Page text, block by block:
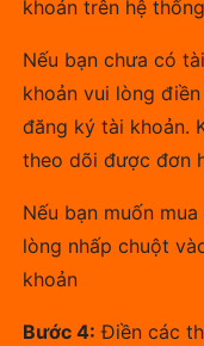
khoản trên hệ thống
Nếu bạn chưa có
khoản vui lòng
đăng ký tài khoản.
theo dõi được đơn
Nếu bạn muốn
lòng nhấp chuột
khoản
Bước 4: Điền các